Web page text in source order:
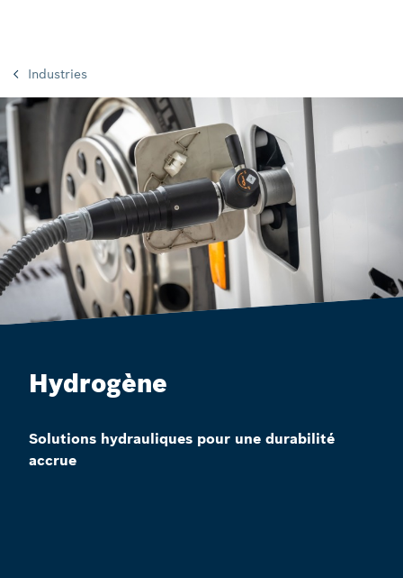
Industries
Hydrogène
Solutions hydrauliques pour une durabilité
accrue